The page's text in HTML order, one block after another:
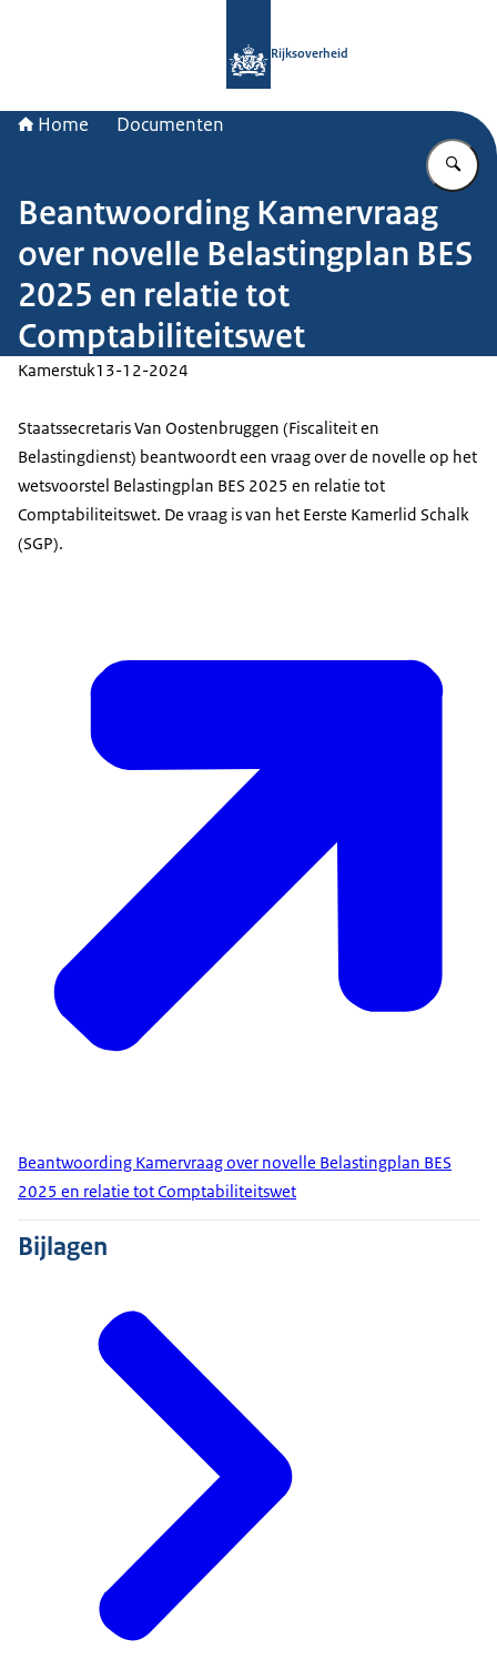
Rijksoverheid
Home Documenten
Beantwoording Kamervraag
over novelle Belastingplan BES
2025 en relatie tot
Comptabiliteitswet
Kamerstuk13-12-2024
Staatssecretaris Van Oostenbruggen (Fiscaliteit en
Belastingdienst) beantwoordt een vraag over de novelle op het
wetsvoorstel Belastingplan BES 2025 en relatie tot
Comptabiliteitswet. De vraag is van het Eerste Kamerlid Schalk
(SGP).
Beantwoording Kamervraag over novelle Belastingplan BES
2025 en relatie tot Comptabiliteitswet
Bijlagen